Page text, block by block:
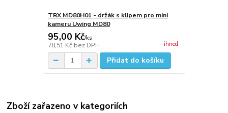
TRX MD80H01 - držák s klipem pro mini
kameru Uwing MD80
95,00 Kč/ks
78,51 Kč bez DPH ihned
Přidat do košíku
Zboží zařazeno v kategoriích